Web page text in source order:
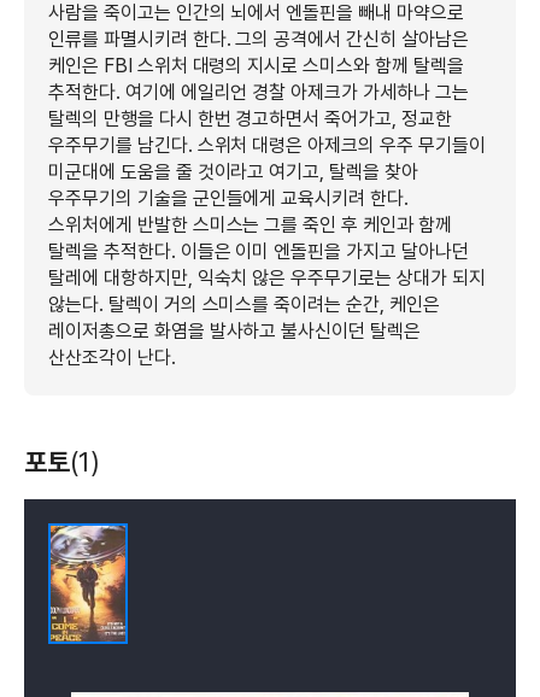
사람을 죽이고는 인간의 뇌에서 엔돌핀을 빼내 마약으로
인류를 파멸시키려 한다. 그의 공격에서 간신히 살아남은
케인은 FBI 스위처 대령의 지시로 스미스와 함께 탈렉을
추적한다. 여기에 에일리언 경찰 아제크가 가세하나 그는
탈렉의 만행을 다시 한번 경고하면서 죽어가고, 정교한
우주무기를 남긴다. 스위처 대령은 아제크의 우주 무기들이
미군대에 도움을 줄 것이라고 여기고, 탈렉을 찾아
우주무기의 기술을 군인들에게 교육시키려 한다.
스위처에게 반발한 스미스는 그를 죽인 후 케인과 함께
탈렉을 추적한다. 이들은 이미 엔돌핀을 가지고 달아나던
탈레에 대항하지만, 익숙치 않은 우주무기로는 상대가 되지
않는다. 탈렉이 거의 스미스를 죽이려는 순간, 케인은
레이저총으로 화염을 발사하고 불사신이던 탈렉은
산산조각이 난다.
포토(1)